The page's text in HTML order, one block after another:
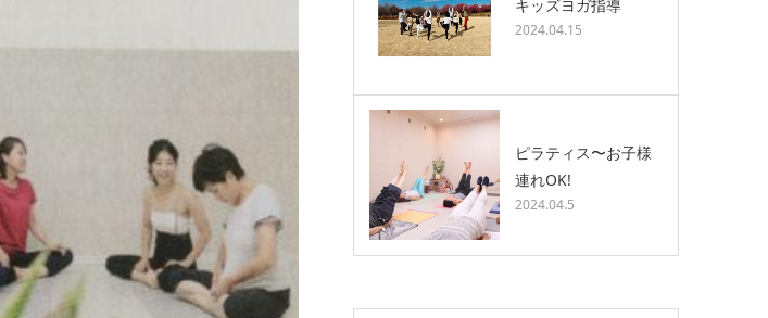
キッズヨガ指導
2024.04.15
ピラティス〜お子様
連れOK!
2024.04.5